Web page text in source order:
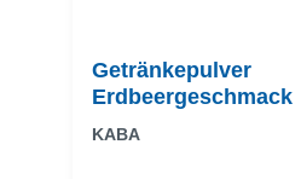
Getränkepulver
Erdbeergeschmack
KABA